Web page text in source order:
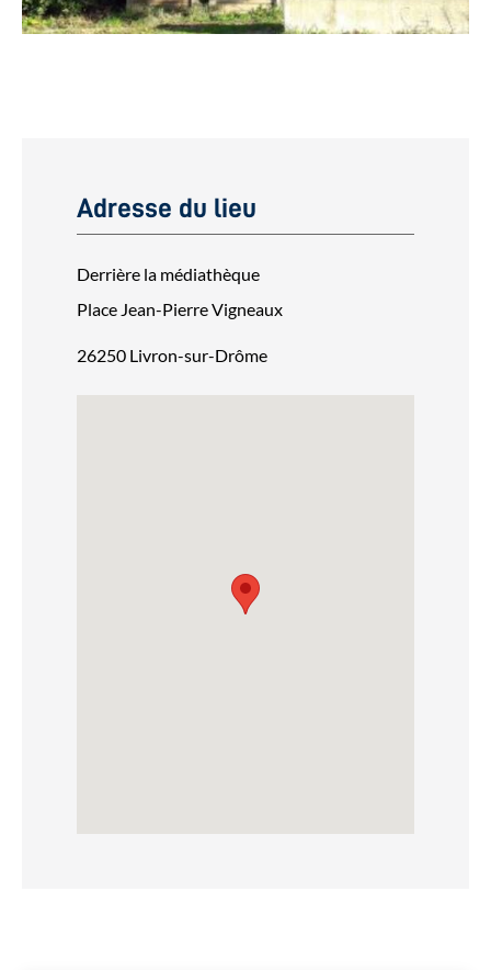
Adresse du lieu
Derrière la médiathèque
Place Jean-Pierre Vigneaux
26250 Livron-sur-Drôme